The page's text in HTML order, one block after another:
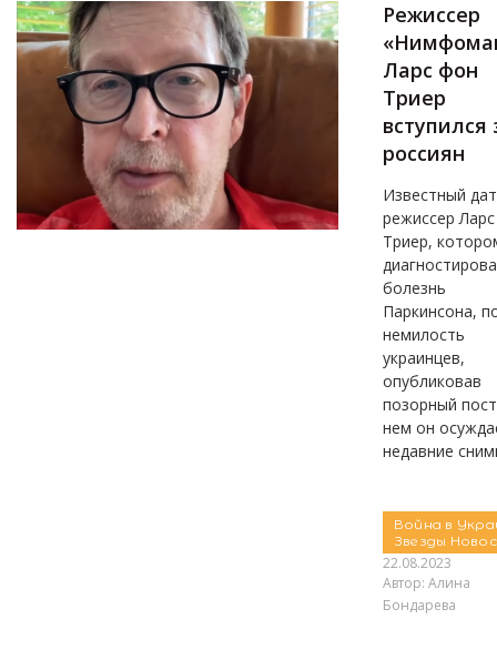
Режиссер
Ларс фон
Триер
вступился
россиян
Известный
режиссер
Триер,
болезнь
Паркинсона,
немилость
украинцев,
опубликовав
позорный
нем он
недавние
Война в
Звезды
22.08.2023
Автор: Алина
Бондарева